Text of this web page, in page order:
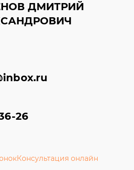
ДМИТРИЙ
26
Консультация онлайн